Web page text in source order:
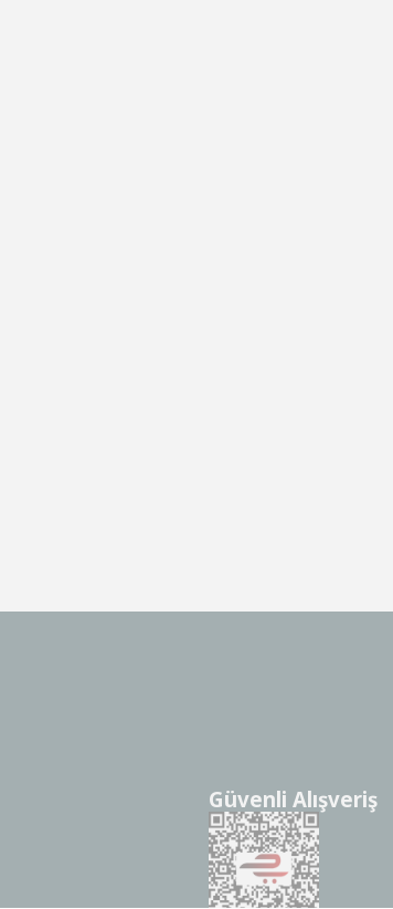
Güvenli Alışveriş